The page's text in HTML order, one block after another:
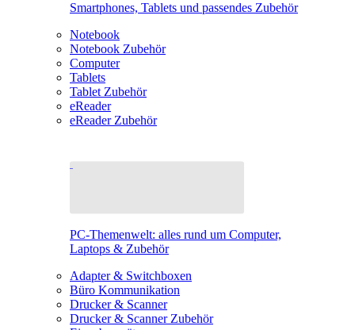
Smartphones, Tablets und passendes Zubehör
Notebook
Notebook Zubehör
Computer
Tablets
Tablet Zubehör
eReader
eReader Zubehör
PC-Themenwelt: alles rund um Computer,
Laptops & Zubehör
Adapter & Switchboxen
Büro Kommunikation
Drucker & Scanner
Drucker & Scanner Zubehör